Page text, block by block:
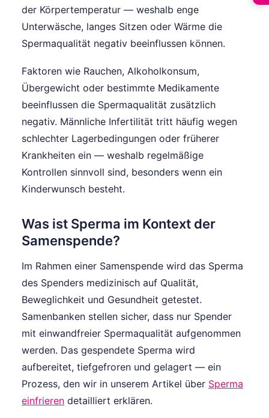
der Körpertemperatur — weshalb enge
Unterwäsche, langes Sitzen oder Wärme die
Spermaqualität negativ beeinflussen können.
Faktoren wie Rauchen, Alkoholkonsum,
Übergewicht oder bestimmte Medikamente
beeinflussen die Spermaqualität zusätzlich
negativ. Männliche Infertilität tritt häufig wegen
schlechter Lagerbedingungen oder früherer
Krankheiten ein — weshalb regelmäßige
Kontrollen sinnvoll sind, besonders wenn ein
Kinderwunsch besteht.
Was ist Sperma im Kontext der
Samenspende?
Im Rahmen einer Samenspende wird das Sperma
des Spenders medizinisch auf Qualität,
Beweglichkeit und Gesundheit getestet.
Samenbanken stellen sicher, dass nur Spender
mit einwandfreier Spermaqualität aufgenommen
werden. Das gespendete Sperma wird
aufbereitet, tiefgefroren und gelagert — ein
Prozess, den wir in unserem Artikel über Sperma
einfrieren detailliert erklären.